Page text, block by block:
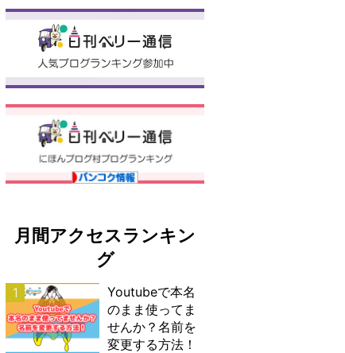
月間アクセスランキン
グ
1
Youtubeで本名
のまま使ってま
せんか？名前を
変更する方法！